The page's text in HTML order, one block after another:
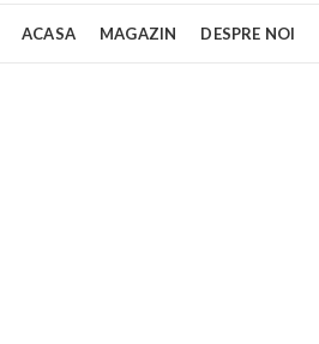
ACASA MAGAZIN DESPRE NOI